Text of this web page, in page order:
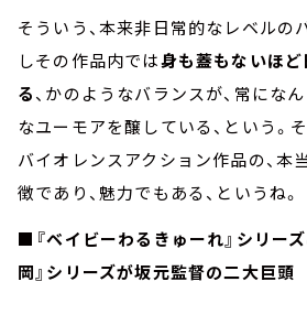
そういう、本来非日常的なレベルの
しその作品内では身も蓋もないほ
る、かのようなバランスが、常にな
なユーモアを醸している、という。
バイオレンスアクション作品の、本
徴であり、魅力でもある、というね。
■『ベイビーわるきゅーれ』シリー
岡』シリーズが坂元監督の二大巨頭